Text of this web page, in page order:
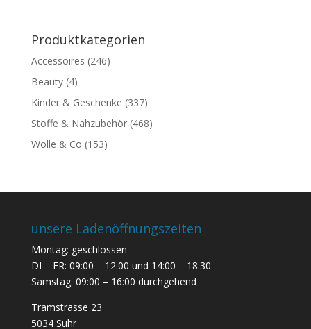
Produktkategorien
Accessoires (246)
Beauty (4)
Kinder & Geschenke (337)
Stoffe & Nähzubehör (468)
Wolle & Co (153)
unsere Ladenöffnungszeiten
Montag: geschlossen
DI – FR: 09:00 – 12:00 und 14:00 – 18:30
Samstag: 09:00 – 16:00 durchgehend
Tramstrasse 23
5034 Suhr